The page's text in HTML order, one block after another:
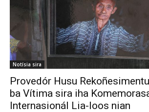
Notísia sira
Provedór Husu
ba Vítima sira iha
Internasionál Lia-loos nian